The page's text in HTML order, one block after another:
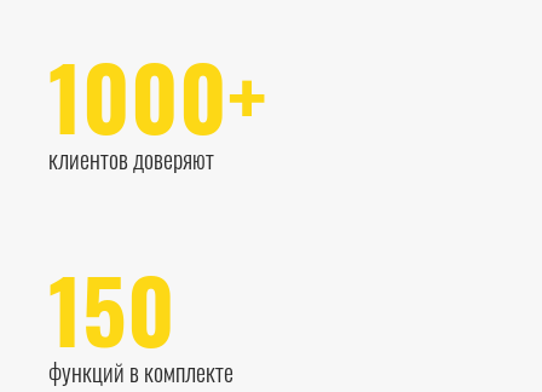
1000+
клиентов доверяют
150
функций в комплекте